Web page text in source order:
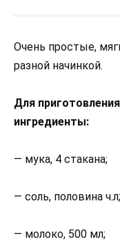
Очень простые,
разной начинкой.
Для
ингредиенты:
— мука, 4 стакана;
— соль, половина ч.л;
— молоко, 500 мл;